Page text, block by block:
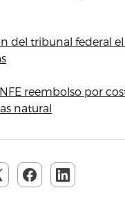
del tribunal federal
reembolso por
natural